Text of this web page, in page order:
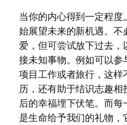
当你的内心得到一定程
始展望未来的新机遇。不
爱，但可尝试放下过去，
接未知事物。例如可以参
项目工作或者旅行，这样
历，还有助于结识志趣相
后的幸福埋下伏笔。而
是生命给予我们的礼物